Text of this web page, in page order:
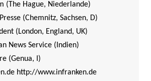
(The Hague, Niederlande)
(Chemnitz, Sachsen, D)
(London, England, UK)
News Service (Indien)
(Genua, I)
http://www.infranken.de